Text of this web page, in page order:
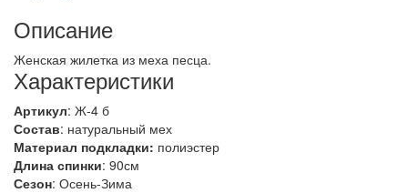
Описание
Женская жилетка из меха песца.
Характеристики
Артикул: Ж-4 б
Состав: натуральный мех
Материал подкладки: полиэстер
Длина спинки: 90см
Сезон: Осень-Зима